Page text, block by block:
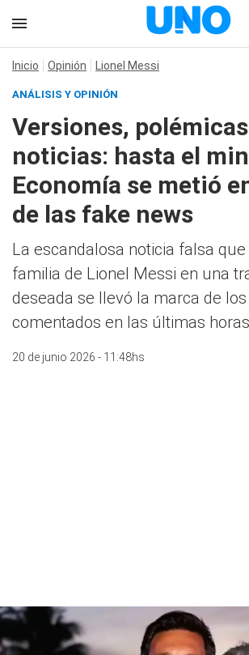
Inicio Opinión Lionel Messi
ANÁLISIS Y OPINIÓN
Versiones,
noticias: hasta el
Economía se metió
de las fake news
La escandalosa noticia falsa
familia de Lionel Messi en una
deseada se llevó la marca de
comentados en las últimas horas
20 de junio 2026 - 11:48hs